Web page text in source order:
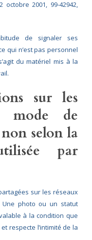
2001, 99-42942,
de signaler ses
qui n’est pas personnel
du matériel mis à la
sur les
mode de
selon la
par
sur les réseaux
Une photo ou un statut
à la condition que
respecte l’intimité de la